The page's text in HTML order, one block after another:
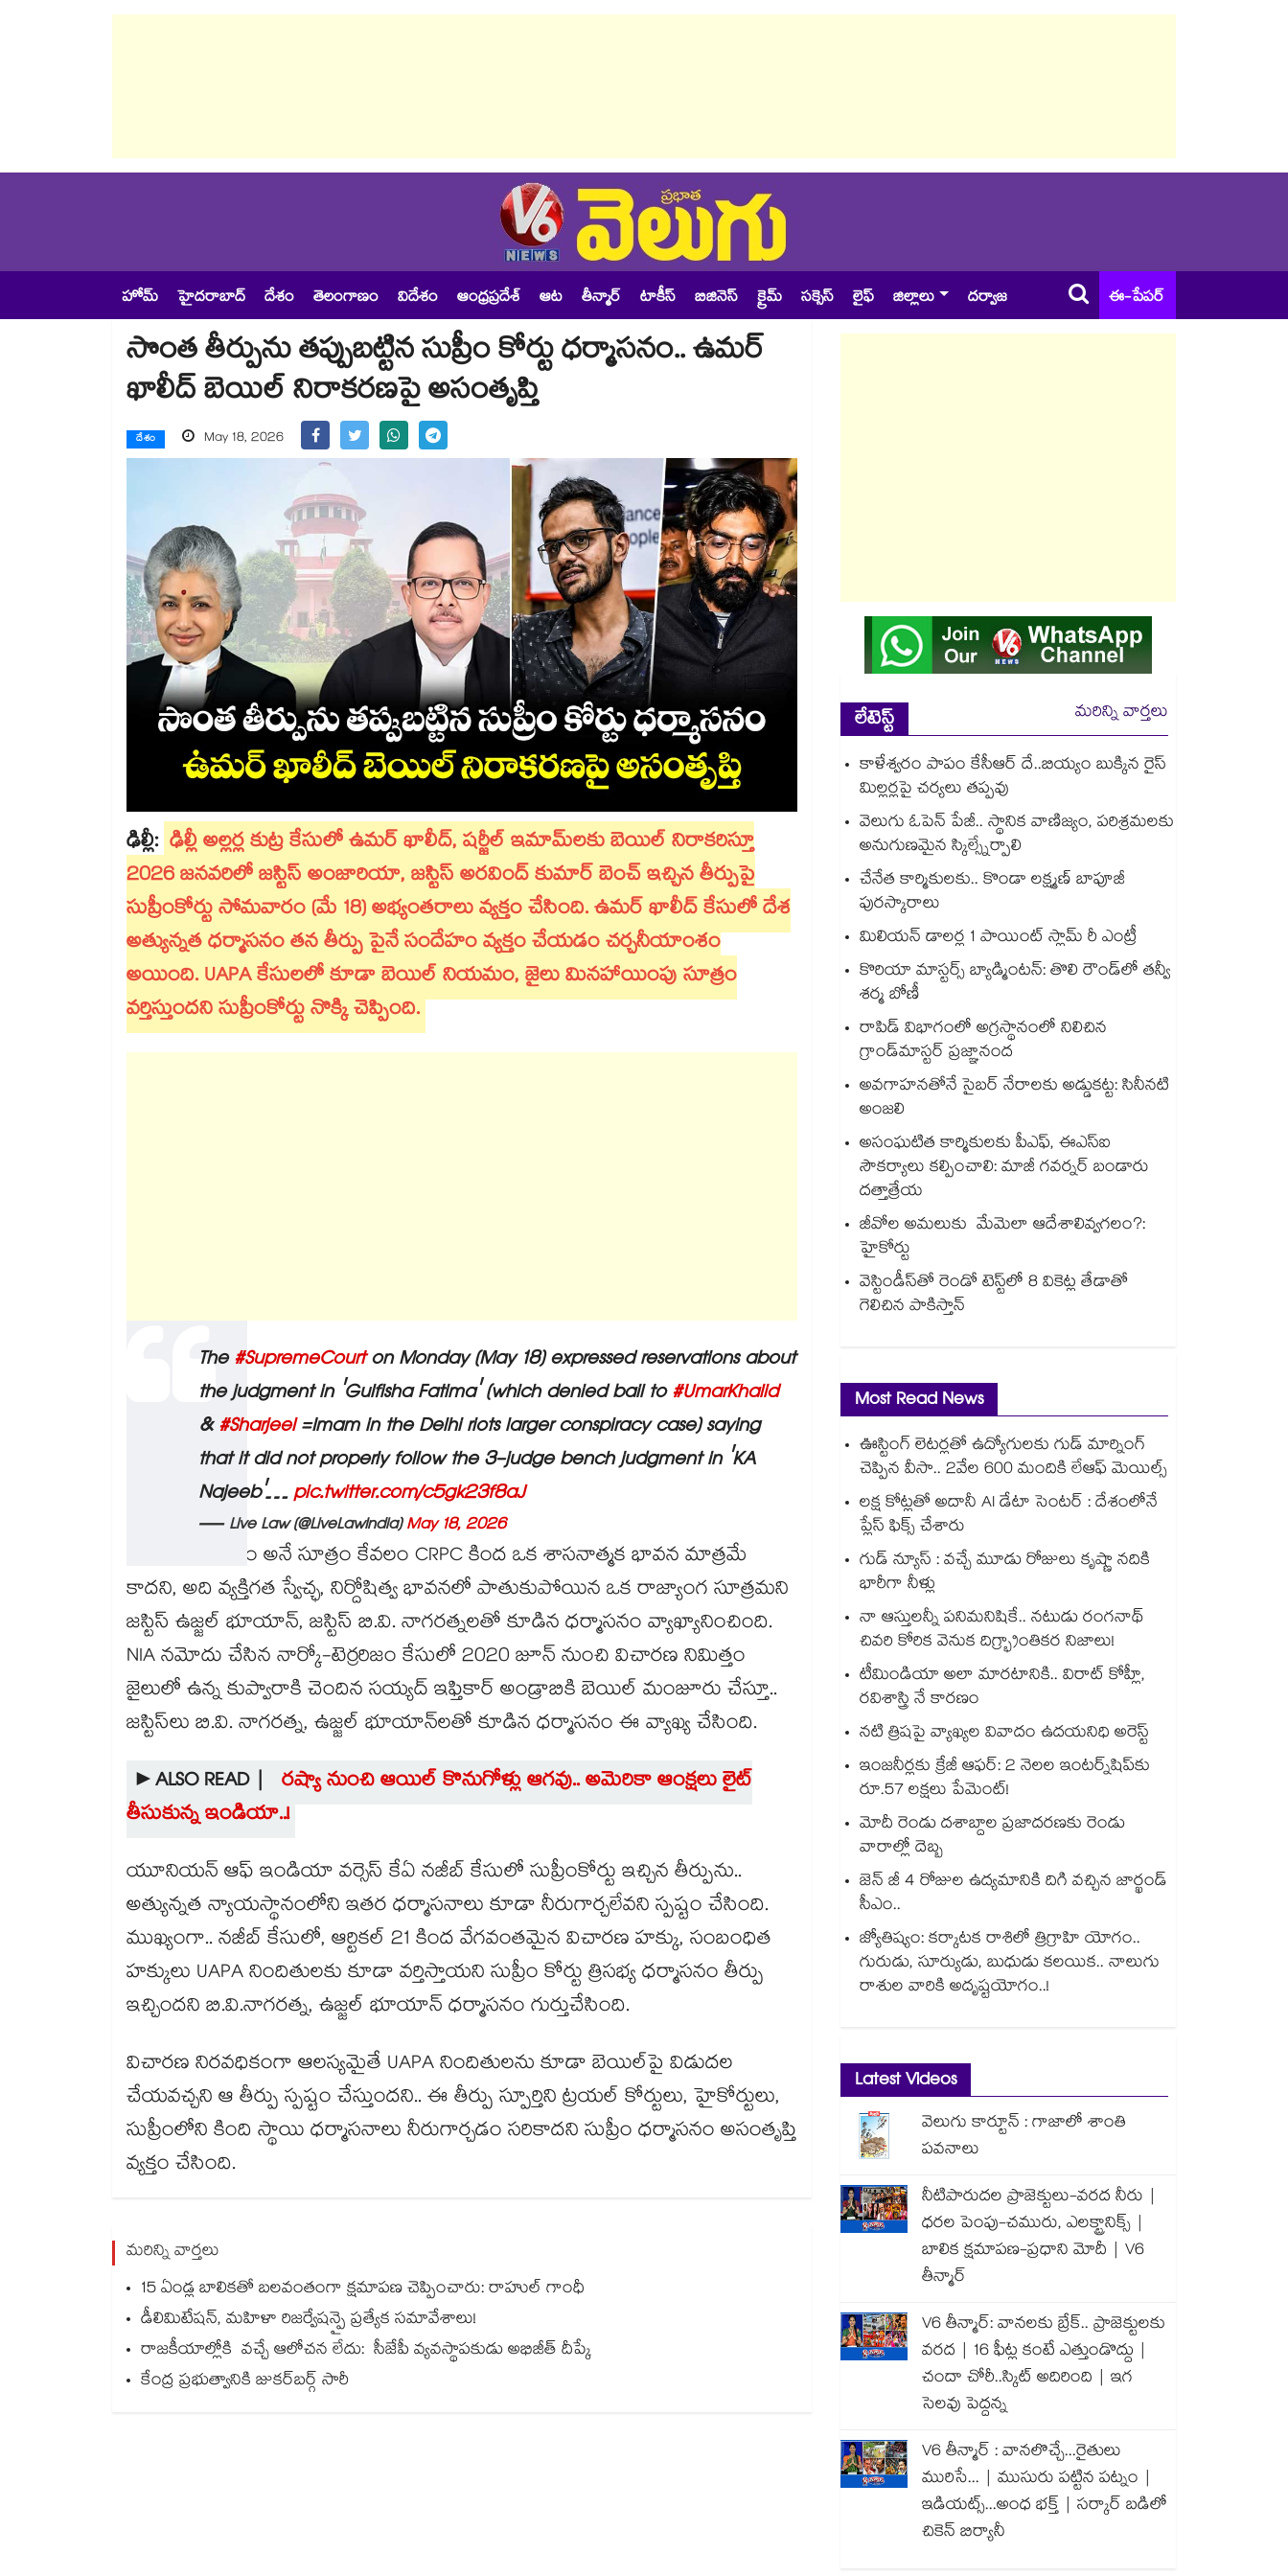
హోమ్ హైదరాబాద్ దేశం తెలంగాణం విదేశం ఆంధ్రప్రదేశ్ ఆట తీన్మార్ టాకీస్ బిజినెస్ క్రైమ్ సక్సెస్ లైఫ్ జిల్లాలు దర్వాజ ఈ-పేపర్
సొంత తీర్పును తప్పుబట్టిన సుప్రీం కోర్టు ధర్మాసనం.. ఉమర్
ఖాలీద్ బెయిల్ నిరాకరణపై అసంతృప్తి
దేశం May 18, 2026
ఢిల్లీ: ఢిల్లీ అల్లర్ల కుట్ర కేసులో ఉమర్ ఖాలీద్, షర్జీల్ ఇమామ్‌లకు బెయిల్ నిరాకరిస్తూ
2026 జనవరిలో జస్టిస్‌ అంజారియా, జస్టిస్‌ అరవింద్ కుమార్ బెంచ్ ఇచ్చిన తీర్పుపై
సుప్రీంకోర్టు సోమవారం (మే 18) అభ్యంతరాలు వ్యక్తం చేసింది. ఉమర్ ఖాలీద్ కేసులో దేశ
అత్యున్నత ధర్మాసనం తన తీర్పు పైనే సందేహం వ్యక్తం చేయడం చర్చనీయాంశం
అయింది. UAPA కేసులలో కూడా బెయిల్ నియమం, జైలు మినహాయింపు సూత్రం
వర్తిస్తుందని సుప్రీంకోర్టు నొక్కి చెప్పింది.
The#SupremeCourton Monday (May 18) expressed reservations about
the judgment in 'Gulfisha Fatima' (which denied bail to#UmarKhalid
&#Sharjeel=Imam in the Delhi riots larger conspiracy case) saying
that it did not properly follow the 3-judge bench judgment in 'KA
Najeeb'…pic.twitter.com/c5gk23f8aJ
— Live Law (@LiveLawIndia)May 18, 2026
బెయిలే నియమం అనే సూత్రం కేవలం CRPC కింద ఒక శాసనాత్మక భావన మాత్రమే
కాదని, అది వ్యక్తిగత స్వేచ్ఛ, నిర్దోషిత్వ భావనలో పాతుకుపోయిన ఒక రాజ్యాంగ సూత్రమని
జస్టిస్ ఉజ్జల్ భూయాన్, జస్టిస్ బి.వి. నాగరత్నలతో కూడిన ధర్మాసనం వ్యాఖ్యానించింది.
NIA నమోదు చేసిన నార్కో-టెర్రరిజం కేసులో 2020 జూన్ నుంచి విచారణ నిమిత్తం
జైలులో ఉన్న కుప్వారాకి చెందిన సయ్యద్ ఇఫ్తికార్ అండ్రాబికి బెయిల్ మంజూరు చేస్తూ..
జస్టిస్‌లు బి.వి. నాగరత్న, ఉజ్జల్ భూయాన్‌లతో కూడిన ధర్మాసనం ఈ వ్యాఖ్య చేసింది.
►ALSO READ | రష్యా నుంచి ఆయిల్ కొనుగోళ్లు ఆగవు.. అమెరికా ఆంక్షలు లైట్
తీసుకున్న ఇండియా..!
యూనియన్ ఆఫ్ ఇండియా వర్సెస్ కేఏ నజీబ్ కేసులో సుప్రీంకోర్టు ఇచ్చిన తీర్పును..
అత్యున్నత న్యాయస్థానంలోని ఇతర ధర్మాసనాలు కూడా నీరుగార్చలేవని స్పష్టం చేసింది.
ముఖ్యంగా.. నజీబ్ కేసులో, ఆర్టికల్ 21 కింద వేగవంతమైన విచారణ హక్కు, సంబంధిత
హక్కులు UAPA నిందితులకు కూడా వర్తిస్తాయని సుప్రీం కోర్టు త్రిసభ్య ధర్మాసనం తీర్పు
ఇచ్చిందని బి.వి.నాగరత్న, ఉజ్జల్ భూయాన్ ధర్మాసనం గుర్తుచేసింది.
విచారణ నిరవధికంగా ఆలస్యమైతే UAPA నిందితులను కూడా బెయిల్‌పై విడుదల
చేయవచ్చని ఆ తీర్పు స్పష్టం చేస్తుందని.. ఈ తీర్పు స్పూర్తిని ట్రయల్ కోర్టులు, హైకోర్టులు,
సుప్రీంలోని కింది స్థాయి ధర్మాసనాలు నీరుగార్చడం సరికాదని సుప్రీం ధర్మాసనం అసంతృప్తి
వ్యక్తం చేసింది.
మరిన్ని వార్తలు
15 ఏండ్ల బాలికతో బలవంతంగా క్షమాపణ చెప్పించారు: రాహుల్ గాంధీ
డీలిమిటేషన్, మహిళా రిజర్వేషన్పై ప్రత్యేక సమావేశాలు!
రాజకీయాల్లోకి వచ్చే ఆలోచన లేదు: సీజేపీ వ్యవస్థాపకుడు అభిజీత్ దీప్కే
కేంద్ర ప్రభుత్వానికి జుకర్‌‌‌‌‌‌‌‌‌‌‌‌‌‌‌‌‌‌‌‌‌‌‌‌‌‌‌‌‌‌‌‌బర్గ్ సారీ
లేటెస్ట్
మరిన్ని వార్తలు
కాళేశ్వరం పాపం కేసీఆర్ దే..బియ్యం బుక్కిన రైస్
మిల్లర్లపై చర్యలు తప్పవు
వెలుగు ఓపెన్ పేజీ.. స్థానిక వాణిజ్యం, పరిశ్రమలకు
అనుగుణమైన స్కిల్స్నేర్పాలి
చేనేత కార్మికులకు.. కొండా లక్ష్మణ్ బాపూజీ
పురస్కారాలు
మిలియన్‌‌‌‌‌‌‌‌‌‌‌‌‌‌‌‌ డాలర్ల 1 పాయింట్‌‌‌‌‌‌‌‌‌‌‌‌‌‌‌‌ స్లామ్‌‌‌‌‌‌‌‌‌‌‌‌‌‌‌‌ రీ ఎంట్రీ
కొరియా మాస్టర్స్ బ్యాడ్మింటన్: తొలి రౌండ్‌లో తన్వీ
శర్మ బోణీ
రాపిడ్ విభాగంలో అగ్రస్థానంలో నిలిచిన
గ్రాండ్‌మాస్టర్ ప్రజ్ఞానంద
అవగాహనతోనే సైబర్ నేరాలకు అడ్డుకట్ట: సినీనటి
అంజలి
అసంఘటిత కార్మికులకు పీఎఫ్, ఈఎస్ఐ
సౌకర్యాలు కల్పించాలి: మాజీ గవర్నర్ బండారు
దత్తాత్రేయ
జీవోల అమలుకు మేమెలా ఆదేశాలివ్వగలం?:
హైకోర్టు
వెస్టిండీస్‌తో రెండో టెస్ట్‌లో 8 వికెట్ల తేడాతో
గెలిచిన పాకిస్తాన్
Most Read News
ఊస్టింగ్ లెటర్లతో ఉద్యోగులకు గుడ్ మార్నింగ్
చెప్పిన వీసా.. 2వేల 600 మందికి లేఆఫ్ మెయిల్స్
లక్ష కోట్లతో అదానీ AI డేటా సెంటర్ : దేశంలోనే
ప్లేస్ ఫిక్స్ చేశారు
గుడ్ న్యూస్ : వచ్చే మూడు రోజులు కృష్ణా నదికి
భారీగా నీళ్లు
నా ఆస్తులన్నీ పనిమనిషికే.. నటుడు రంగనాథ్
చివరి కోరిక వెనుక దిగ్భ్రాంతికర నిజాలు!
టీమిండియా అలా మారటానికి.. విరాట్ కోహ్లీ,
రవిశాస్త్రి నే కారణం
నటి త్రిషపై వ్యాఖ్యల వివాదం ఉదయనిధి అరెస్ట్
ఇంజనీర్లకు క్రేజీ ఆఫర్: 2 నెలల ఇంటర్న్‌షిప్‌కు
రూ.57 లక్షలు పేమెంట్!
మోదీ రెండు దశాబ్దాల ప్రజాదరణకు రెండు
వారాల్లో దెబ్బ
జెన్ జీ 4 రోజుల ఉద్యమానికి దిగి వచ్చిన జార్ఖండ్
సీఎం..
జ్యోతిష్యం: కర్కాటక రాశిలో త్రిగ్రాహి యోగం..
గురుడు, సూర్యుడు, బుధుడు కలయిక.. నాలుగు
రాశుల వారికి అదృష్టయోగం..!
Latest Videos
వెలుగు కార్టూన్ : గాజాలో శాంతి
పవనాలు
నీటిపారుదల ప్రాజెక్టులు-వరద నీరు |
ధరల పెంపు-చమురు, ఎలక్ట్రానిక్స్ |
బాలిక క్షమాపణ-ప్రధాని మోదీ | V6
తీన్మార్
V6 తీన్మార్: వానలకు బ్రేక్.. ప్రాజెక్టులకు
వరద | 16 ఫీట్ల కంటే ఎత్తుండొద్దు |
చందా చోరీ..స్కిట్ అదిరింది | ఇగ
సెలవు పెద్దన్న
V6 తీన్మార్ : వానలొచ్చే...రైతులు
మురిసే... | ముసురు పట్టిన పట్నం |
ఇడియట్స్...అంధ భక్త్ | సర్కార్ బడిలో
చికెన్ బిర్యానీ